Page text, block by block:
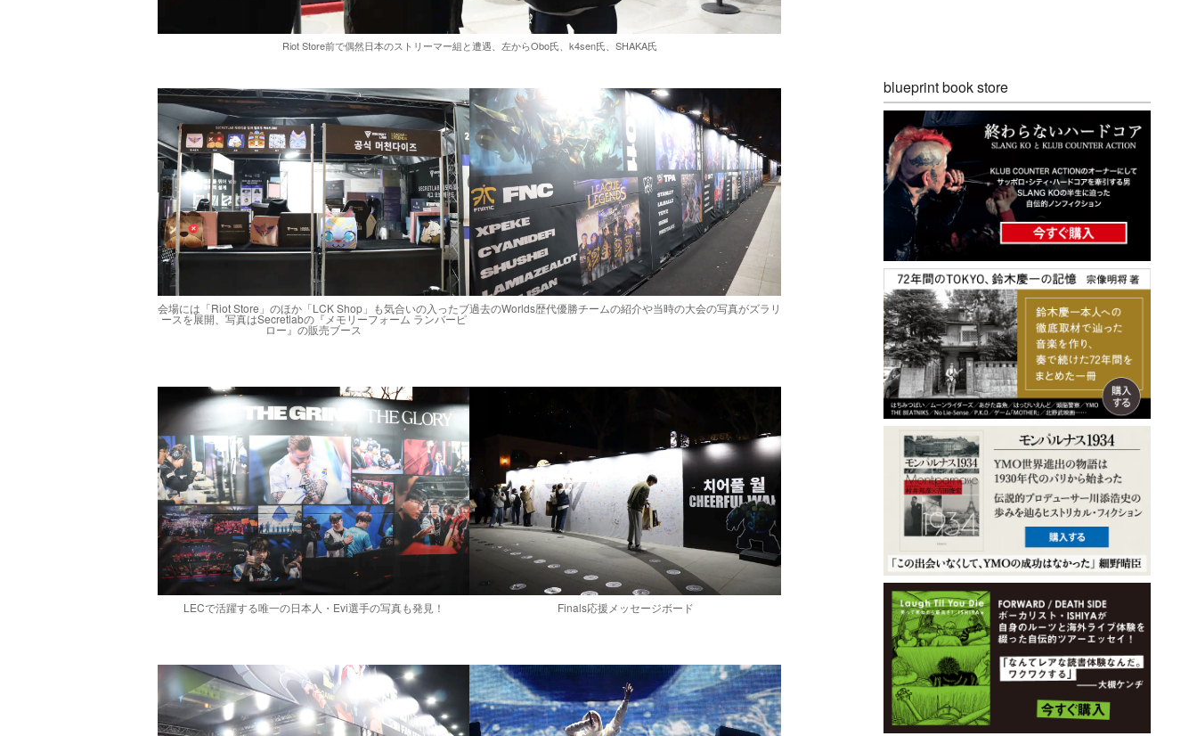
Riot Store前で偶然日本のストリーマー組と遭遇、左からObo氏、k4sen氏、SHAKA氏
会場には「Riot Store」のほか「LCK Shop」も気合いの入ったブ
ースを展開、写真はSecretlabの『メモリーフォーム ランバーピ
ロー』の販売ブース
過去のWorlds歴代優勝チームの紹介や当時の大会の写真がズラリ
LECで活躍する唯一の日本人・Evi選手の写真も発見！ Finals応援メッセージボード
blueprint book store